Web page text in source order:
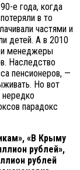
е года, когда
в то
частями и
детей. А в 2010
и менеджеры
Наследство
пенсионеров, —
Но вот
нередко
парадокс
«В Крыму
рублей»,
рублей